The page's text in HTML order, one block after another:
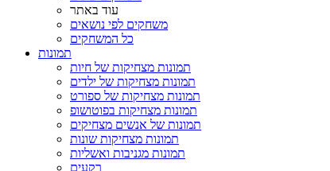
עוד באתר
משחקים לפי נושאים
כל המשחקים
תמונות
תמונות מצחיקות של חיות
תמונות מצחיקות של ילדים
תמונות מצחיקות של ספורט
תמונות מצחיקות בפוטושופ
תמונות של אנשים מצחיקים
תמונות מצחיקות שונות
תמונות מגניבות ואשליות
רקעים